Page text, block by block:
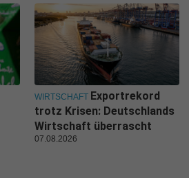
WIRTSCHAFT Exportrekord
trotz Krisen: Deutschlands
Wirtschaft überrascht
07.08.2026